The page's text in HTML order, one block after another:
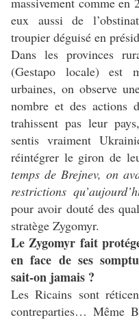
eux aussi de
troupier déguisé en
Dans les provinces
(Gestapo locale) est
urbaines, on observe
nombre et des actions
trahissent pas leur
sentis vraiment
réintégrer le giron de
temps de Brejnev, on
restrictions
pour avoir douté des
stratège Zygomyr.
Le Zygomyr fait
en face de ses
sait-on jamais ?
Les Ricains sont
contreparties… Même